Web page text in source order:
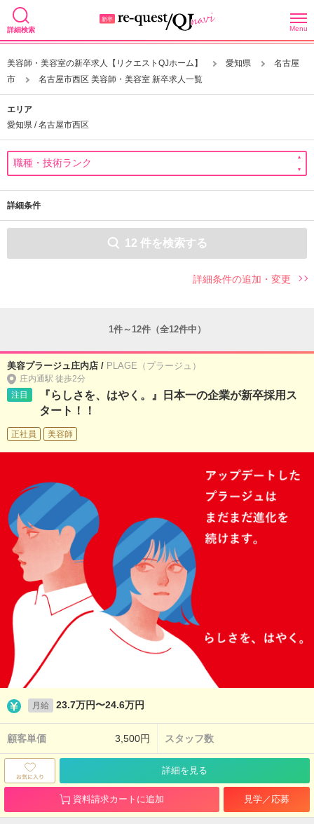
詳細検索 Menu
美容師・美容室の新卒求人【リクエストQJホーム】 愛知県
名古屋
市
名古屋市西区 美容師・美容室 新卒求人一覧
エリア
愛知県 / 名古屋市西区
詳細条件
12 件を検索する
詳細条件の追加・変更
1件～12件（全12件中）
美容プラージュ庄内店 / PLAGE（プラージュ）
庄内通駅 徒歩2分
注目
『らしさを、はやく。』日本一の企業が新卒採用ス
タート！！
正社員 美容師
月給 23.7万円〜24.6万円
顧客単価 3,500円 スタッフ数
詳細を見る
資料請求カートに追加 見学／応募